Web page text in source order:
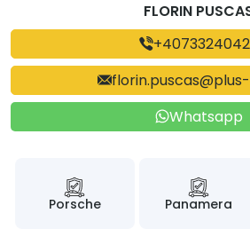
FLORIN
Whatsapp
Porsche Panamera